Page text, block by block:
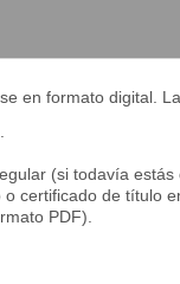
INGENIERÍA DE
en formato digital.
(si todavía
certificado de título
PDF).